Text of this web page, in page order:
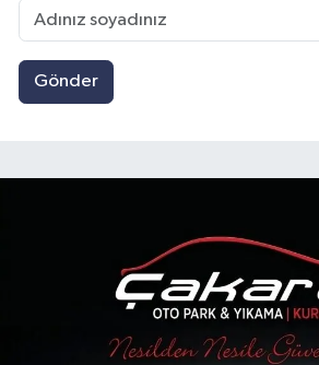
Gönder